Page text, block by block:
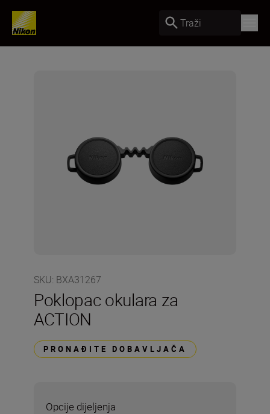
Traži
SKU: BXA31267
Poklopac okulara za
ACTION
PRONAĐITE DOBAVLJAČA
Opcije dijeljenja